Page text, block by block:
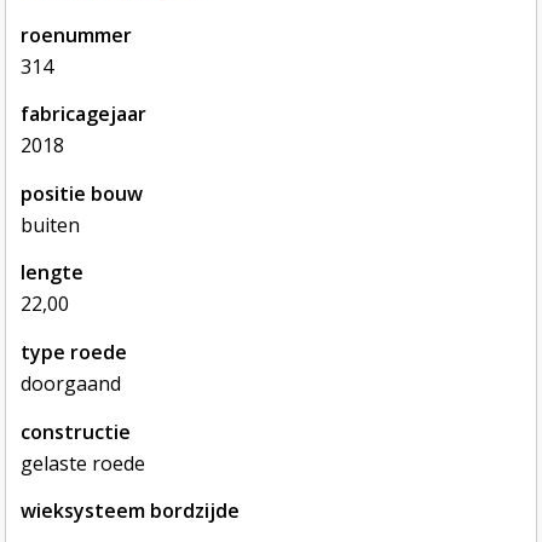
roenummer
314
fabricagejaar
2018
positie bouw
buiten
lengte
22,00
type roede
doorgaand
constructie
gelaste roede
wieksysteem bordzijde